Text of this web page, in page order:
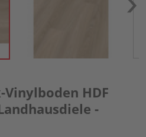
Vinylboden HDF
-